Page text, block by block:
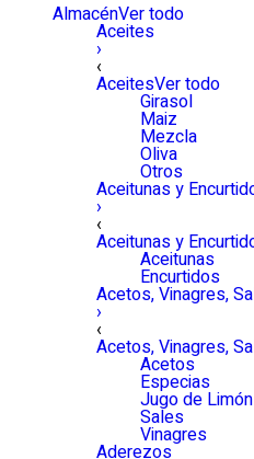
AlmacénVer todo
Aceites
›
‹
AceitesVer todo
Girasol
Maiz
Mezcla
Oliva
Otros
Aceitunas y
›
‹
Aceitunas y
Aceitunas
Encurtidos
Acetos, Vinagres,
›
‹
Acetos, Vinagres,
Acetos
Especias
Jugo de Limón
Sales
Vinagres
Aderezos